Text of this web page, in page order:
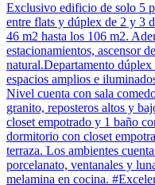
Exclusivo edificio de solo 5
entre flats y dúplex de 2 y 3
46 m2 hasta los 106 m2.
estacionamientos, ascensor
natural.Departamento
espacios amplios e
Nivel cuenta con sala
granito, reposteros altos y
closet empotrado y 1 baño
dormitorio con closet
terraza. Los ambientes
porcelanato, ventanales y
melamina en cocina.